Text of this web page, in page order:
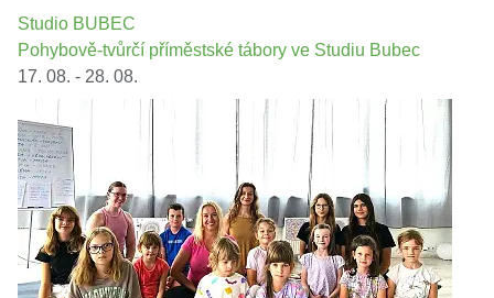
Studio BUBEC
Pohybově-tvůrčí příměstské tábory ve Studiu Bubec
17. 08. - 28. 08.